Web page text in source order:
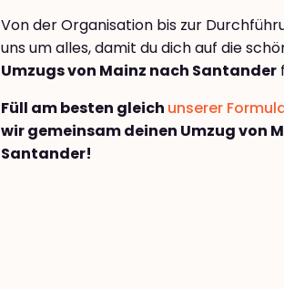
Von der Organisation bis zur
uns um alles, damit du dich auf die
Umzugs von Mainz nach Santander
Füll am besten gleich unserer
wir gemeinsam deinen Umzug von
Santander!